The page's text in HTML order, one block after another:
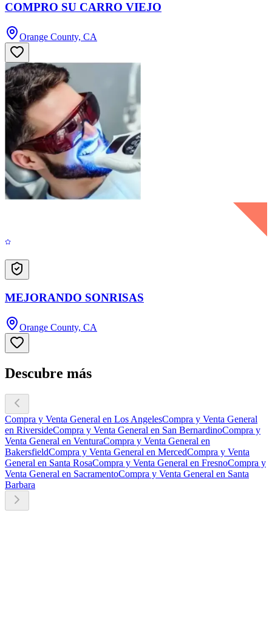
COMPRO SU CARRO VIEJO
Orange County, CA
MEJORANDO SONRISAS
Orange County, CA
Descubre más
Compra y Venta General en Los AngelesCompra y Venta General
en RiversideCompra y Venta General en San BernardinoCompra y
Venta General en VenturaCompra y Venta General en
BakersfieldCompra y Venta General en MercedCompra y Venta
General en Santa RosaCompra y Venta General en FresnoCompra y
Venta General en SacramentoCompra y Venta General en Santa
Barbara